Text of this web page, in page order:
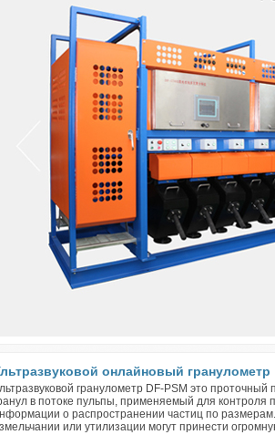
онлайновый гранулометр
гранулометр DF-PSM это
в потоке пульпы, применяемый для
о распространении частиц по
или утилизации могут принести